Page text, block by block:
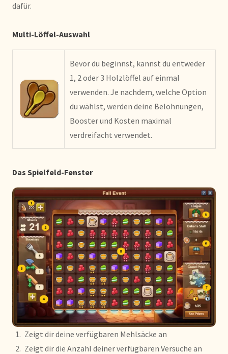
dafür.
Multi-Löffel-Auswahl
Bevor du beginnst, kannst du entweder
1, 2 oder 3 Holzlöffel auf einmal
verwenden. Je nachdem, welche Option
du wählst, werden deine Belohnungen,
Booster und Kosten maximal
verdreifacht verwendet.
Das Spielfeld-Fenster
Zeigt dir deine verfügbaren Mehlsäcke an
Zeigt dir die Anzahl deiner verfügbaren Versuche an